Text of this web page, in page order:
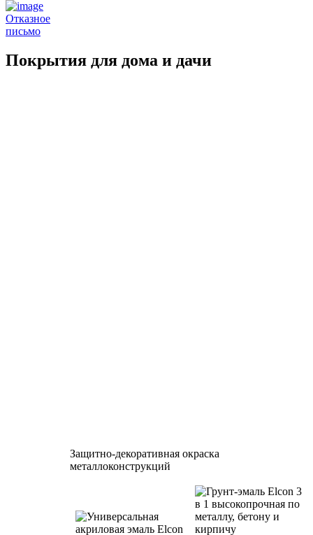
Отказное
письмо
Покрытия для дома и дачи
Защитно-декоративная окраска
металлоконструкций